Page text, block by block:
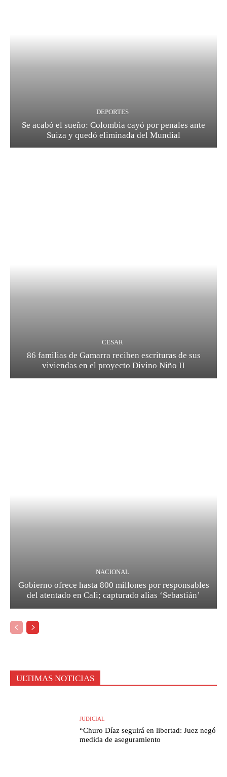
DEPORTES
Se acabó el sueño: Colombia cayó por penales ante
Suiza y quedó eliminada del Mundial
CESAR
86 familias de Gamarra reciben escrituras de sus
viviendas en el proyecto Divino Niño II
NACIONAL
Gobierno ofrece hasta 800 millones por responsables
del atentado en Cali; capturado alias ‘Sebastián’
ULTIMAS NOTICIAS
JUDICIAL
“Churo Díaz seguirá en libertad: Juez negó
medida de aseguramiento